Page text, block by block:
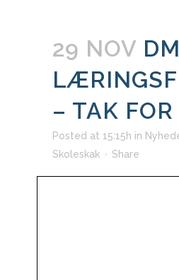
29 NOV
– TAK FOR
Posted at 15:15h in
Skoleskak
Share